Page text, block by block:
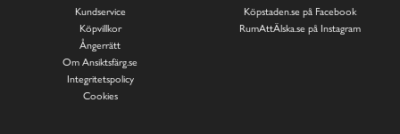
Kundservice
Köpvillkor
Ångerrätt
Om Ansiktsfärg.se
Integritetspolicy
Cookies
Köpstaden.se på Facebook
RumAttÄlska.se på Instagram